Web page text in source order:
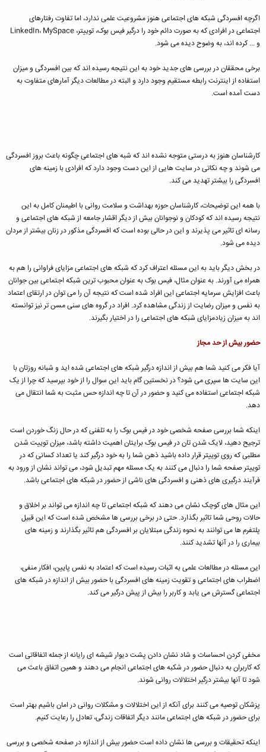
اگرچه افسردگی شبکه های اجتماعی هنوز مشروعیت علمی ندارد، اما تفاوت رفتارهای
اجتماعی در افرادی که به صورت دائم خود را درگیر فیس بوک، توییتر، LinkedIn، MySpace
و ... کرده اند، به وضوح دیده می شود.
برخی محققان در بررسی های جدید خود به این نتیجه رسیده اند که بین افسردگی و میزان
استفاده از اینترنت رابطه مستقیم وجود دارد و البته در مطالعات دیگر آمارهای متفاوت به
دست آمده است.
کارشناسان هنوز به درستی متوجه نشده اند که شبه های اجتماعی چگونه باعث بروز افسردگی
می شوند و چه نکاتی در سایت هایی از این دست وجود دارد که افرادی با زمینه های
افسردگی را بیشتر تهدید می کند.
با همه این توضیحات، کارشناسان حوزه بهداشت و سلامت روانی با اطیمنان کامل به این
نتیجه رسیده اند که کودکان و نوجوانان بیش از دیگر اقشار جامعه از شبکه های اجتماعی و
رسانه ای تاثیر می پذیرند و این در حالی بوده است که افسردگی مذکور در زنان بیشتر از مردان
دیده می شود.
در بخش دیگر باید به این مسئله اعتراف کرد که شبکه های اجتماعی مزایای فراوانی را هم به
همراه می آورند. به عنوان مثال، فیس بوک به عنوان محبوب ترین شبکه اجتماعی بین جوانان
باعث افزایش سرمایه اجتماعی این افراد شده است که نتیجه آن را می توان در ارتقای اعتماد
به نفس و میزان رضایت از زندگی مشاهده کرد. افراد در گروه های سنی مسن تر نیز توانسته
اند به میزان زیادمزایای شبکه های اجتماعی را در اختیار بگیرند.
حضور بیش از حد مجاز
آیا فکر می کنید شما هم بیش از اندازه درگیر شبکه های اجتماعی شده اید و شبانه روزتان با
این سایت ها سپری می شود؟ در نخستین گام باید این سوال را از خود بپرسید که چرا از یک
شبکه اجتماعی استفاده می کنید و حضور در آن تا چه اندازه حس مثبت به شما انتقال می
دهد.
اینکه شما بررسی صفحه شخصی خود در فیس بوک را به تلفنی که در حال زنگ خوردن است
ترجیح دهید، لایک شدن تان در فیس بوک برایتان اهمیت داشته باشد، میزان توییت شدن
مطلبی که روی توییتر قرار داده باشید ذهن شما را به خود درگیر کند یا تعداد کسانی که در
توییتر صفحه شما را دنبال می کنند به یک مسئله مهم تبدیل شود، می تواند نشان از ورود به
فرآیند درگیری های ذهنی و افسردگی های ناشی از حضور در شبکه های اجتماعی باشد.
این مثال های کوچک نشان می دهند که شبکه اجتماعی تا چه اندازه می تواند بر اخلاق و
حالات روحی شما تاثیر بگذارد. حتی در برخی بررسی ها مشخص شده است که این قبیل
پلتفرم ها می توانند به نحوه زندگی مبتلایان بر افسردگی هم تاثیر بگذارند و زمینه های
بیماری را در آنها تشدید کنند.
این مسئله در مطالعات علمی به اثبات رسیده است که اعتماد به نفس پایین، افکار منفی،
اضطراب های اجتماعی و تقویت زمینه های افسردگی با حضور بیش از اندازه در شبکه های
اجتماعی گسترش می یابد و کاربر را بیش از پیش درگیر می کند.
مخفی کردن احساسات و شاد نشان دادن پشت دیوار شیشه ای رایانه از جمله اتفاقاتی است
که کاربران به دنبال حضور در شکبه های اجتماعی انجام می دهند و همین اتفاق باعث می
شود تا آنها بیشتر درگیر اختلالات روانی شوند.
پزشکان توصیه می کنند برای آنکه از این اختلالات و مشکلات روانی در امان باشیم بهتر است
برای حضور در شبکه های اجتماعی مانند دیگر اتفاقات زندگی، تعادل را رعایت کنیم.
اینکه تحقیقات و بررسی ها نشان داده است حضور بیش از اندازه در صفحه شخصی و بررسی